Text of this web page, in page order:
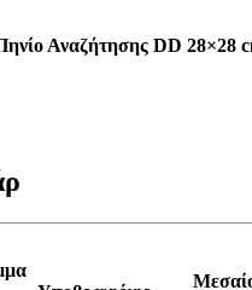
Αναζήτησης DD 28×28